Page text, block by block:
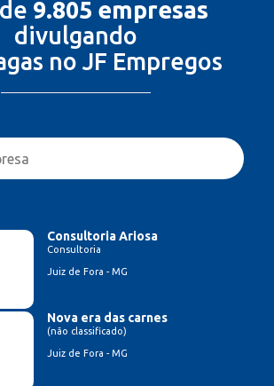
9.805 empresas
divulgando
no JF Empregos
Consultoria Ariosa
Consultoria
Juiz de Fora - MG
Nova era das carnes
(não classificado)
Juiz de Fora - MG